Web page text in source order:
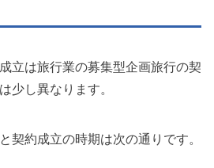
立は旅行業の募集型企画旅行の契
少し異なります。
契約成立の時期は次の通りです。